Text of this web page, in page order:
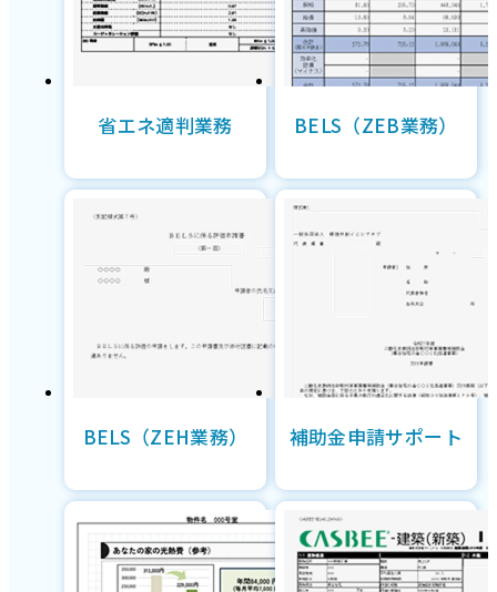
省エネ適判業務 BELS（ZEB業務）
BELS（ZEH業務） 補助金申請サポート